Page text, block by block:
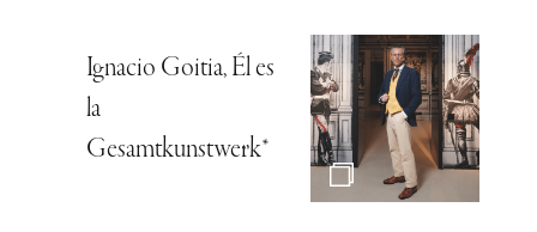
Ignacio Goitia, Él es
la
Gesamtkunstwerk*